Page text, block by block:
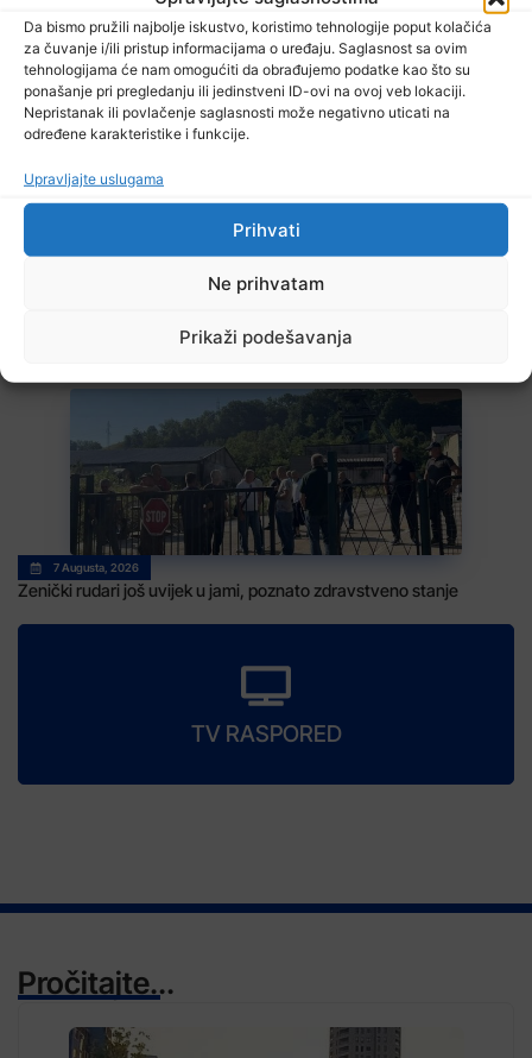
Da bismo pružili najbolje iskustvo, koristimo tehnologije poput kolačića
za čuvanje i/ili pristup informacijama o uređaju. Saglasnost sa ovim
tehnologijama će nam omogućiti da obrađujemo podatke kao što su
ponašanje pri pregledanju ili jedinstveni ID-ovi na ovoj veb lokaciji.
Nepristanak ili povlačenje saglasnosti može negativno uticati na
određene karakteristike i funkcije.
Upravljajte uslugama
Prihvati
Ne prihvatam
Prikaži podešavanja
7 Augusta, 2026
Suljagić se zahvalio američkim zakonodavcima: Nećemo biti
zastrašeni i nastavit ćemo braniti istinu
Stiže blagi predah od vrelina, ali ne zadugo
7 Augusta, 2026
Zenički rudari još uvijek u jami, poznato zdravstveno stanje
TV RASPORED
Pročitajte...